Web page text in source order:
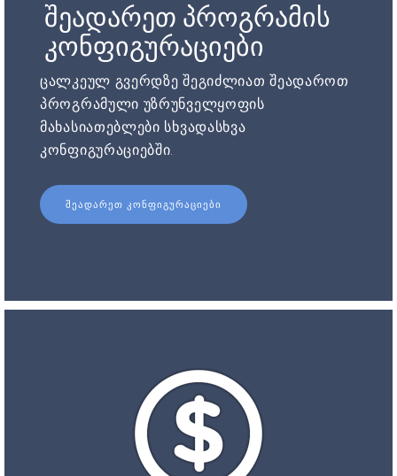
შეადარეთ პროგრამის
კონფიგურაციები
ცალკეულ გვერდზე შეგიძლიათ შეადაროთ
პროგრამული უზრუნველყოფის
მახასიათებლები სხვადასხვა
კონფიგურაციებში.
ᲨᲔᲐᲓᲐᲠᲔᲗ ᲙᲝᲜᲤᲘᲒᲣᲠᲐᲪᲘᲔᲑᲘ